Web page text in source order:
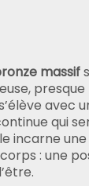
massif
avec
qui
incarne
: une